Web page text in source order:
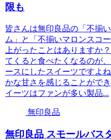
限も
皆さんは無印良品の「不揃
ム」と「不揃いマロンスコ
上がったことはありますか
てくると食べたくなるのが
ースにしたスイーツですよ
かな甘さを感じることがで
イーツはファンが多い製品...
無印良品
無印良品 スモールバス